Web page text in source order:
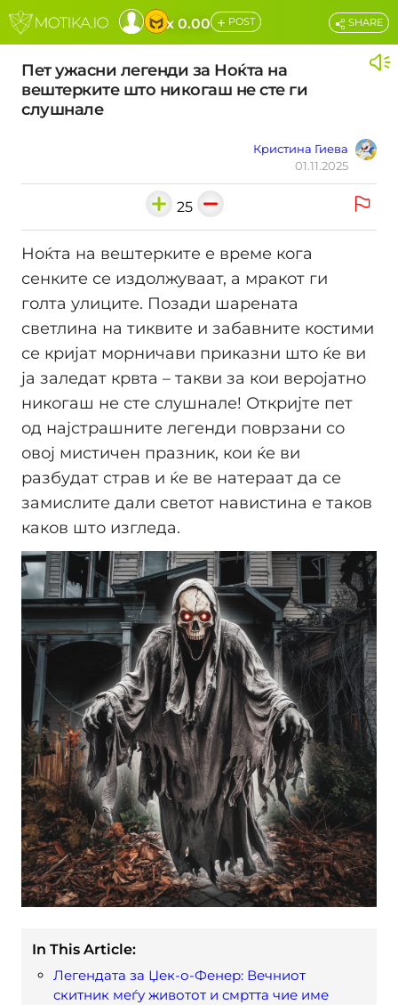
x 0.00 + POST
Пет ужасни легенди за Ноќта на
вештерките што никогаш не сте ги
слушнале
Кристина Гиева
01.11.2025
SHARE
25
Ноќта на вештерките е време кога
сенките се издолжуваат, а мракот ги
голта улиците. Позади шарената
светлина на тиквите и забавните костими
се кријат морничави приказни што ќе ви
ја заледат крвта – такви за кои веројатно
никогаш не сте слушнале! Откријте пет
од најстрашните легенди поврзани со
овој мистичен празник, кои ќе ви
разбудат страв и ќе ве натераат да се
замислите дали светот навистина е таков
каков што изгледа.
In This Article:
Легендата за Џек-о-Фенер: Вечниот
скитник меѓу животот и смртта чие име